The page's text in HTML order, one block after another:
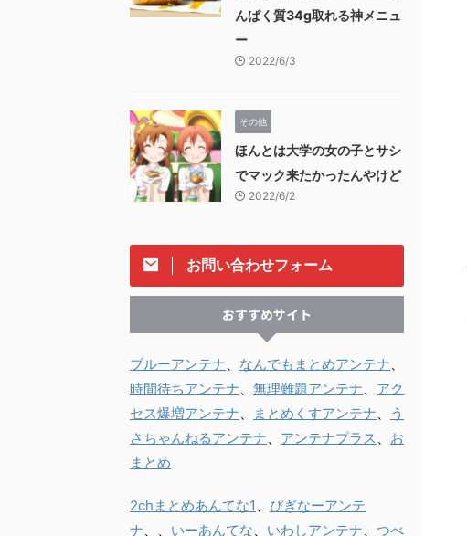
んぱく質34g取れる神メニュ
ー
2022/6/3
その他
ほんとは大学の女の子とサシ
でマック来たかったんやけど
2022/6/2
お問い合わせフォーム
おすすめサイト
ブルーアンテナ なんでもまとめアンテナ
時間待ちアンテナ
無理難題アンテナ
アク
セス爆増アンテナ
まとめくすアンテナ
う
さちゃんねるアンテナ
アンテナプラス
お
まとめ
2chまとめあんてな1
びぎなーアンテ
ナ
いーあんてな いわしアンテナ
つべ